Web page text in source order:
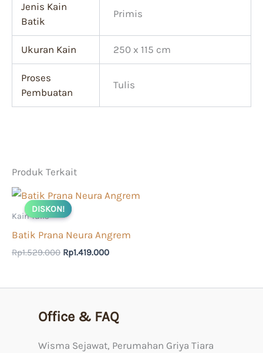
Jenis Kain
Batik
Primis
Ukuran Kain 250 x 115 cm
Proses
Pembuatan
Tulis
Produk Terkait
DISKON!
DISKON!
Kain Tulis
Batik Prana Neura Angrem
Rp1.529.000
Harga
aslinya
adalah:
Rp1.419.000
Harga
saat
Rp1.419.000.
Office & FAQ
Wisma Sejawat, Perumahan Griya Tiara